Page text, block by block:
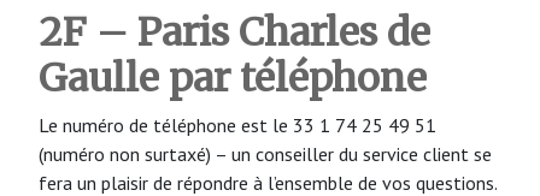
2F – Paris Charles de
Gaulle par téléphone
Le numéro de téléphone est le 33 1 74 25 49 51
(numéro non surtaxé) – un conseiller du service client se
fera un plaisir de répondre à l’ensemble de vos questions.